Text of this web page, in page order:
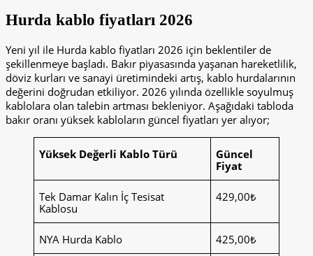
Hurda kablo fiyatları 2026
Yeni yıl ile Hurda kablo fiyatları 2026 için beklentiler de
şekillenmeye başladı. Bakır piyasasında yaşanan hareketlilik,
döviz kurları ve sanayi üretimindeki artış, kablo hurdalarının
değerini doğrudan etkiliyor. 2026 yılında özellikle soyulmuş
kablolara olan talebin artması bekleniyor. Aşağıdaki tabloda
bakır oranı yüksek kabloların güncel fiyatları yer alıyor;
Yüksek Değerli Kablo Türü
Güncel
Fiyat
Tek Damar Kalın İç Tesisat
Kablosu
429,00₺
NYA Hurda Kablo 425,00₺